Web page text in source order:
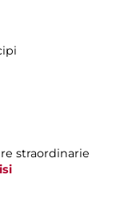
straordinarie